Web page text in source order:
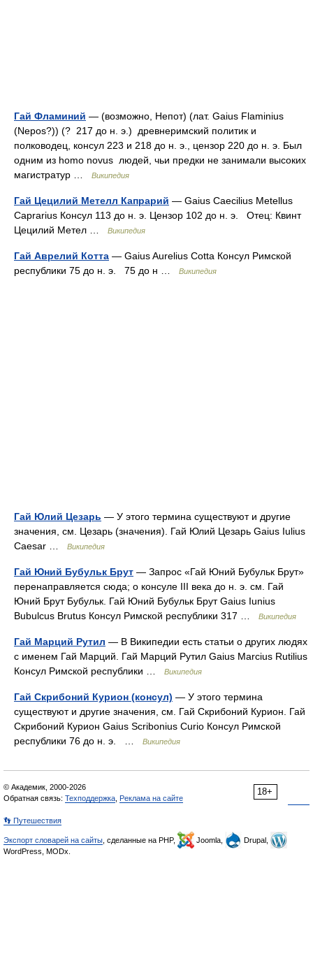
Гай Фламиний — (возможно, Непот) (лат. Gaius Flaminius
(Nepos?)) (? 217 до н. э.) древнеримский политик и
полководец, консул 223 и 218 до н. э., цензор 220 до н. э. Был
одним из homo novus людей, чьи предки не занимали высоких
магистратур …
Википедия
Гай Цецилий Метелл Капрарий — Gaius Caecilius Metellus
Caprarius Консул 113 до н. э. Цензор 102 до н. э. Отец: Квинт
Цецилий Метел …
Википедия
Гай Аврелий Котта — Gaius Aurelius Cotta Консул Римской
республики 75 до н. э. 75 до н …
Википедия
Гай Юлий Цезарь — У этого термина существуют и другие
значения, см. Цезарь (значения). Гай Юлий Цезарь Gaius Iulius
Caesar …
Википедия
Гай Юний Бубульк Брут — Запрос «Гай Юний Бубульк Брут»
перенаправляется сюда; о консуле III века до н. э. см. Гай
Юний Брут Бубульк. Гай Юний Бубульк Брут Gaius Iunius
Bubulcus Brutus Консул Римской республики 317 …
Википедия
Гай Марций Рутил — В Википедии есть статьи о других людях
с именем Гай Марций. Гай Марций Рутил Gaius Marcius Rutilius
Консул Римской республики …
Википедия
Гай Скрибоний Курион (консул) — У этого термина
существуют и другие значения, см. Гай Скрибоний Курион. Гай
Скрибоний Курион Gaius Scribonius Curio Консул Римской
республики 76 до н. э. …
Википедия
18+
© Академик, 2000-2026
Обратная связь: Техподдержка Реклама на сайте
👣 Путешествия
Экспорт словарей на сайты , сделанные на PHP, Joomla,
Drupal,
WordPress, MODx.